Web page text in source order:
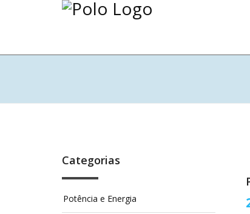
Categorias
Potência e Energia